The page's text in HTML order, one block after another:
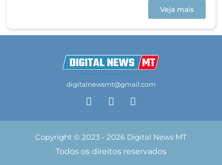
Veja mais
digitalnewsmt@gmail.com
Copyright © 2023 - 2026 Digital News MT
Todos os direitos reservados